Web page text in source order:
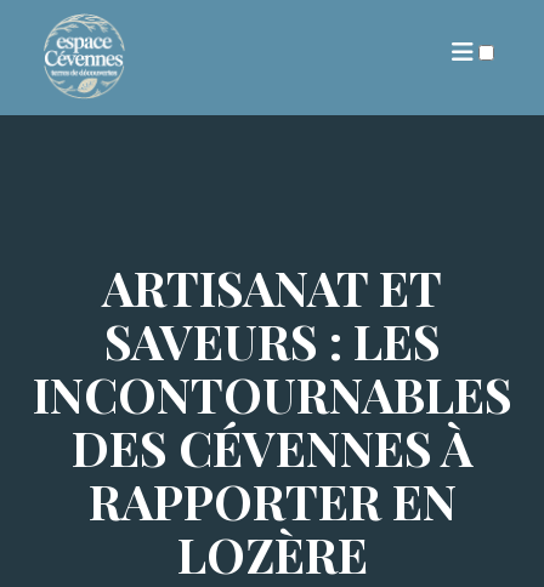
ARTISANAT ET
SAVEURS : LES
INCONTOURNABLES
DES CÉVENNES À
RAPPORTER EN
LOZÈRE